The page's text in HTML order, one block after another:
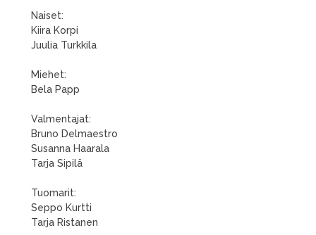
Naiset:
Kiira Korpi
Juulia Turkkila
Miehet:
Bela Papp
Valmentajat:
Bruno Delmaestro
Susanna Haarala
Tarja Sipilä
Tuomarit:
Seppo Kurtti
Tarja Ristanen